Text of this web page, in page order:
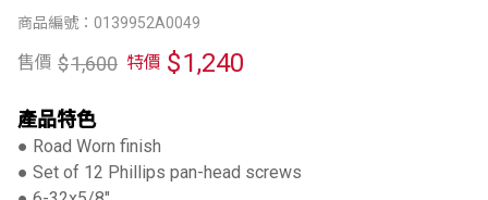
商品編號：0139952A0049
售價 $1,600 特價 $1,240
產品特色
● Road Worn finish
● Set of 12 Phillips pan-head screws